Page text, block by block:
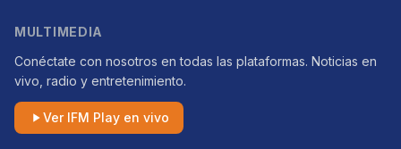
MULTIMEDIA
Conéctate con nosotros en todas las plataformas. Noticias en
vivo, radio y entretenimiento.
Ver IFM Play en vivo